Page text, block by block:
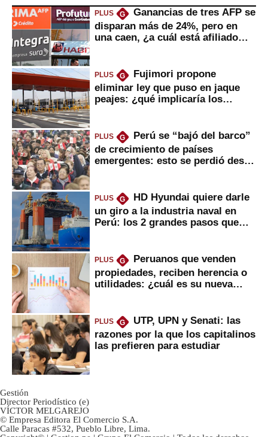
PLUS G
Ganancias de tres AFP se
disparan más de 24%, pero en
una caen, ¿a cuál está afiliado
PLUS G
Fujimori propone
eliminar ley que puso en jaque
peajes: ¿qué implicaría los
PLUS G
Perú se “bajó del barco”
de crecimiento de países
emergentes: esto se perdió desde
PLUS G
HD Hyundai quiere darle
un giro a la industria naval en
Perú: los 2 grandes pasos que
PLUS G
Peruanos que venden
propiedades, reciben herencia o
utilidades: ¿cuál es su nueva
PLUS G
UTP, UPN y Senati: las
razones por la que los capitalinos
las prefieren para estudiar
Gestión
Director Periodístico (e)
VÍCTOR MELGAREJO
© Empresa Editora El Comercio S.A.
Calle Paracas #532, Pueblo Libre, Lima.